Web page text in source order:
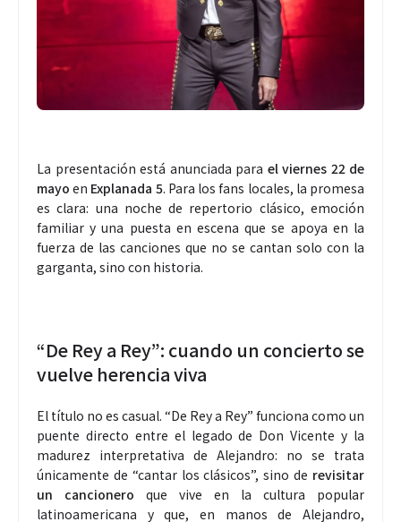
La presentación está anunciada para el viernes 22 de
mayo en Explanada 5. Para los fans locales, la promesa
es clara: una noche de repertorio clásico, emoción
familiar y una puesta en escena que se apoya en la
fuerza de las canciones que no se cantan solo con la
garganta, sino con historia.
“De Rey a Rey”: cuando un concierto se
vuelve herencia viva
El título no es casual. “De Rey a Rey” funciona como un
puente directo entre el legado de Don Vicente y la
madurez interpretativa de Alejandro: no se trata
únicamente de “cantar los clásicos”, sino de revisitar
un cancionero que vive en la cultura popular
latinoamericana y que, en manos de Alejandro,